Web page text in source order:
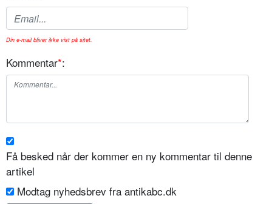
Din e-mail bliver ikke vist på sitet.
Kommentar*:
Få besked når der kommer en ny kommentar til denne
artikel
Modtag nyhedsbrev fra antikabc.dk